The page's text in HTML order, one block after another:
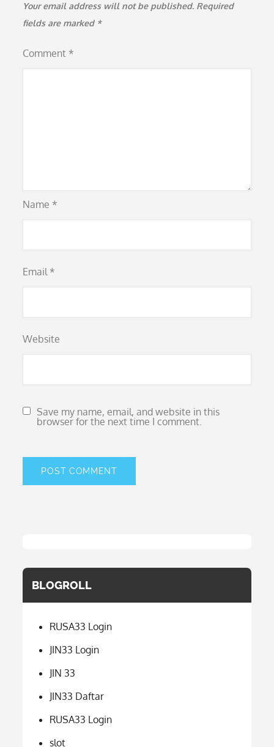
Your email address will not be published. Required
fields are marked *
Comment *
Name *
Email *
Website
Save my name, email, and website in this
browser for the next time I comment.
BLOGROLL
RUSA33 Login
JIN33 Login
JIN 33
JIN33 Daftar
RUSA33 Login
slot